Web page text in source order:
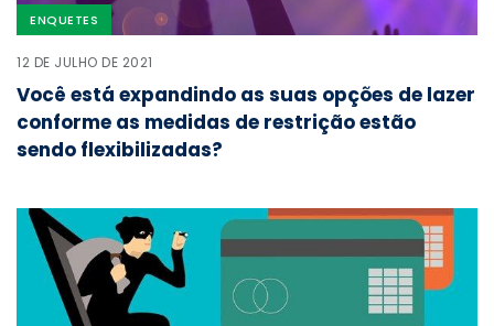
ENQUETES
12 DE JULHO DE 2021
Você está expandindo as suas opções de lazer
conforme as medidas de restrição estão
sendo flexibilizadas?